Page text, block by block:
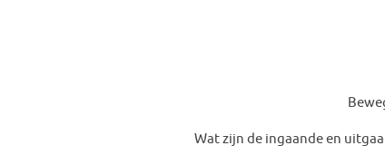
Bewegen
Wat zijn de ingaande en uitgaande